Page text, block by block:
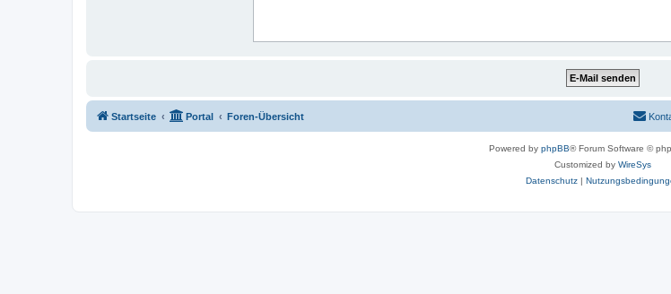
Startseite Portal Foren-Übersicht
Powered by phpBB® Forum Software ©
Customized by WireSys
Datenschutz|